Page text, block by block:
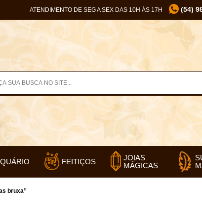
ATENDIMENTO DE SEG A SEX DAS 10H ÀS 17H (54)
FEITIÇOS
JOIAS
MÁGICAS
bruxa”